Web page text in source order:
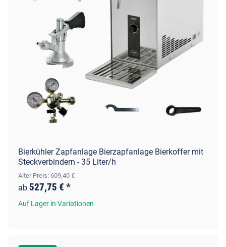
Bierkühler Zapfanlage Bierzapfanlage Bierkoffer mit
Steckverbindern - 35 Liter/h
Alter Preis: 609,40 €
ab 527,75 € *
Auf Lager in Variationen